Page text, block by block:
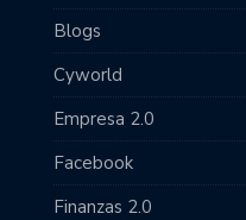
Blogs
Cyworld
Empresa 2.0
Facebook
Finanzas 2.0